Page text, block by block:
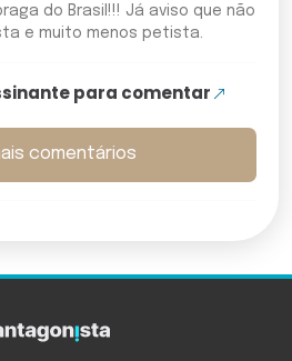
do Brasil!!! Já aviso que não
e muito menos petista.
para comentar
comentários